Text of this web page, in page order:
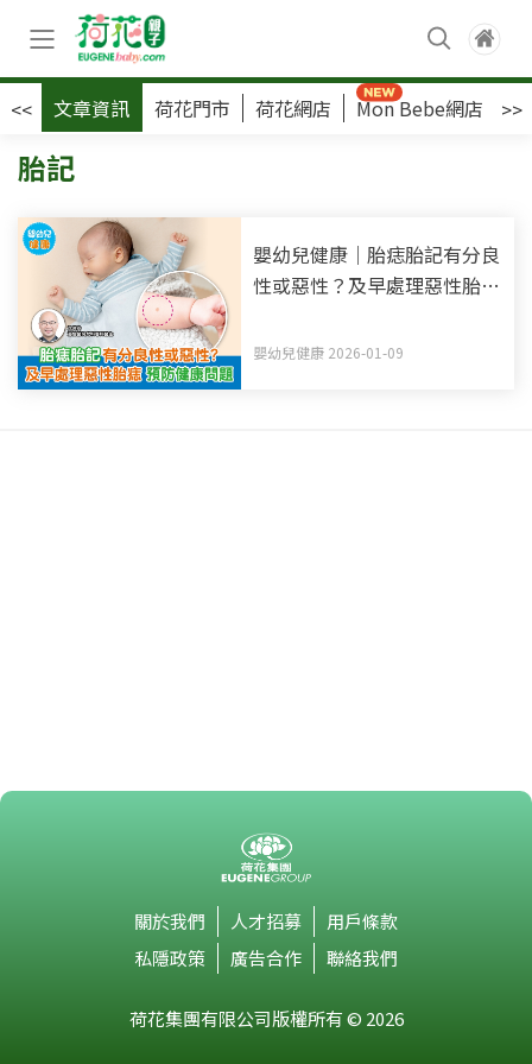
<< 文章資訊 荷花門市 荷花網店 Mon Bebe網店 >>
胎記
嬰幼兒健康｜胎痣胎記有分良
性或惡性？及早處理惡性胎痣
嬰幼兒健康 2026-01-09
關於我們 人才招募
用戶條款
私隱政策
廣告合作 聯絡我們
荷花集團有限公司版權所有 © 2026